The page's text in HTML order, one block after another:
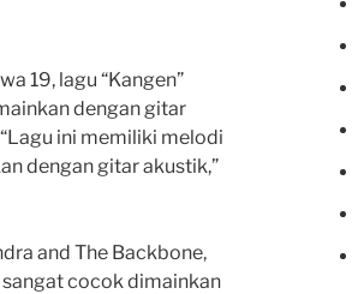
19, lagu “Kangen”
dengan gitar
ini memiliki melodi
dengan gitar akustik,”
and The Backbone,
sangat cocok dimainkan